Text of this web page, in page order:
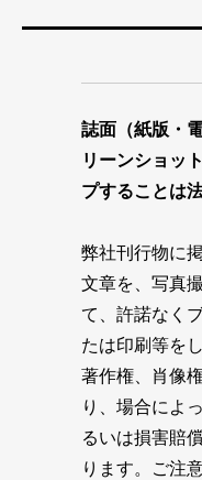
誌面（紙版・
リーンショッ
プすることは
弊社刊行物に
文章を、写真
て、許諾なく
たは印刷等を
著作権、肖像
り、場合によ
るいは損害賠
ります。ご注